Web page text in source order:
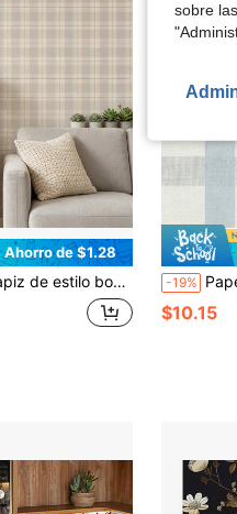
Ahorro de $1.28
- Papel tapiz autoadhesivo impermeable de vinilo adecuado para paredes, salpicadero de cocina, baño, dormitorio, alquiler -19% Papel tapiz autoadhesivo
$10.15
sobre